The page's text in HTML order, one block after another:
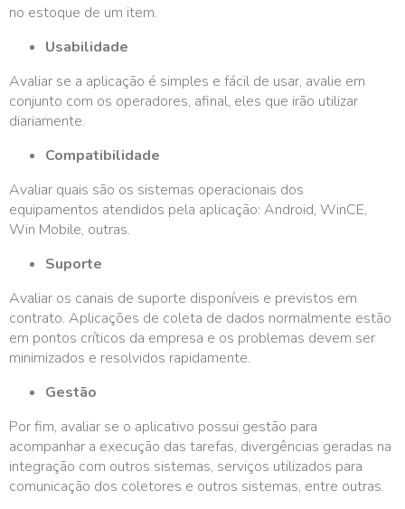
no estoque de um item.
Usabilidade
Avaliar se a aplicação é simples e fácil de usar, avalie em
conjunto com os operadores, afinal, eles que irão utilizar
diariamente.
Compatibilidade
Avaliar quais são os sistemas operacionais dos
equipamentos atendidos pela aplicação: Android, WinCE,
Win Mobile, outras.
Suporte
Avaliar os canais de suporte disponíveis e previstos em
contrato. Aplicações de coleta de dados normalmente estão
em pontos críticos da empresa e os problemas devem ser
minimizados e resolvidos rapidamente.
Gestão
Por fim, avaliar se o aplicativo possui gestão para
acompanhar a execução das tarefas, divergências geradas na
integração com outros sistemas, serviços utilizados para
comunicação dos coletores e outros sistemas, entre outras.